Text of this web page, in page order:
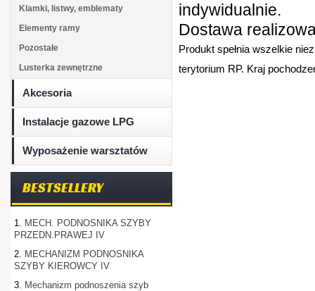
Klamki, listwy, emblematy
Elementy ramy
Pozostałe
Lusterka zewnętrzne
Akcesoria
Instalacje gazowe LPG
Wyposażenie warsztatów
BESTSELLERY
1. MECH. PODNOSNIKA SZYBY
PRZEDN.PRAWEJ IV
2. MECHANIZM PODNOSNIKA
SZYBY KIEROWCY IV
3. Mechanizm podnoszenia szyb
indywidualnie.
Dostawa
Produkt spełnia wszelkie
terytorium RP. Kraj